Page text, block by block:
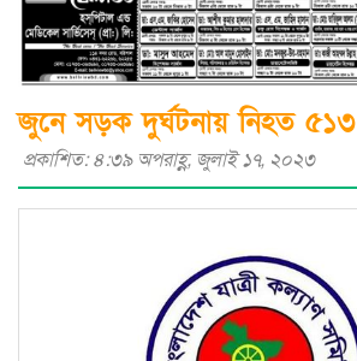
জুনে সড়ক দুর্ঘটনায় নিহত ৫১৩
প্রকাশিত: ৪:৩৯ অপরাহ্ণ, জুলাই ১৭, ২০২৩